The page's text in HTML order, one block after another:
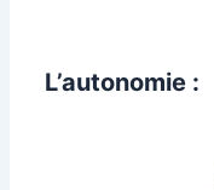
L’autonomie :